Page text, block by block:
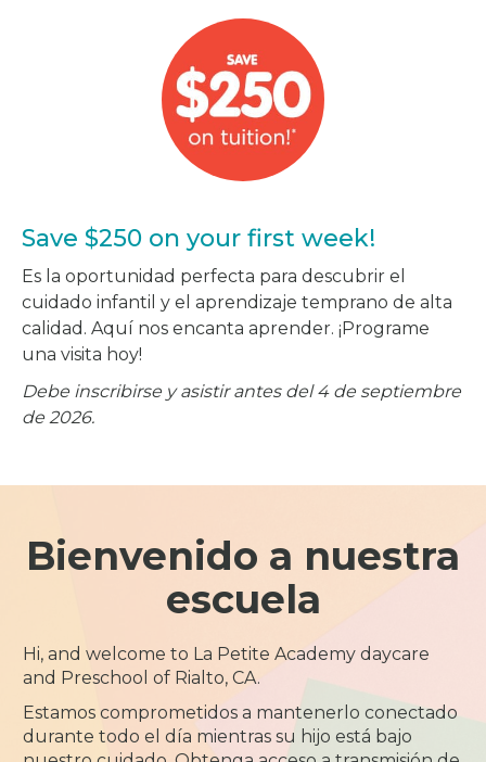
Save $250 on your first week!
Es la oportunidad perfecta para descubrir el
cuidado infantil y el aprendizaje temprano de alta
calidad. Aquí nos encanta aprender. ¡Programe
una visita hoy!
Debe inscribirse y asistir antes del 4 de septiembre
de 2026.
Bienvenido a nuestra
escuela
Hi, and welcome to La Petite Academy daycare
and Preschool of Rialto, CA.
Estamos comprometidos a mantenerlo conectado
durante todo el día mientras su hijo está bajo